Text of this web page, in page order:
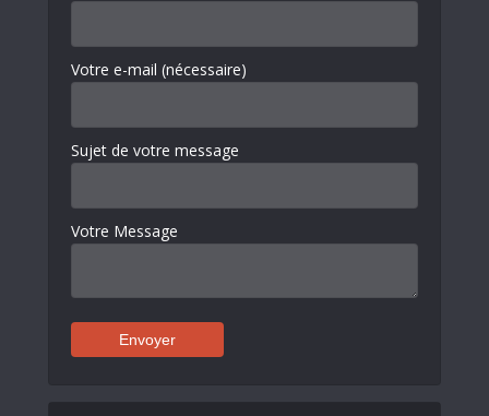
Votre e-mail (nécessaire)
Sujet de votre message
Votre Message